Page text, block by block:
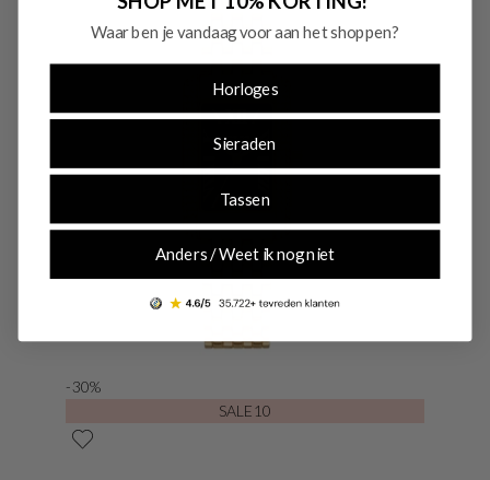
-30%
SALE10
Waar ben je vandaag voor aan het shoppen?
Horloges
Sieraden
Tassen
Anders / Weet ik nog niet